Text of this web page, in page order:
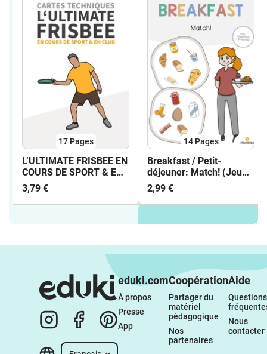
17 Pages
L‘ULTIMATE FRISBEE EN
COURS DE SPORT & EN
CLUB - CARTES
TECHNIQUES
3,79 €
14 Pages
Breakfast / Petit-
déjeuner: Match! (Jeu
pour le cours d'anglais)
2,99 €
eduki.com
À propos
Presse
App
Coopération
Partager du
matériel
pédagogique
Nos
partenaires
Aide
Questions
Nous
contacter